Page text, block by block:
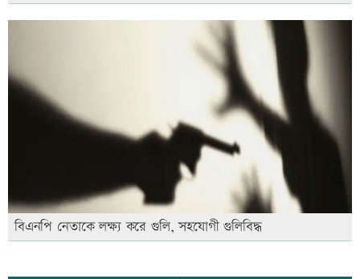
বিএনপি নেতাকে লক্ষ্য করে গুলি, সহযোগী গুলিবিদ্ধ